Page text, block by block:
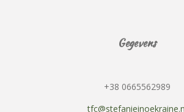
Gegevens
+38 0665562989